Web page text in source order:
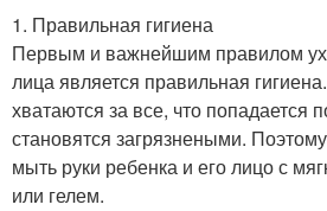
1. Правильная гигиена
Первым и важнейшим правилом
лица является правильная
хватаются за все, что попадается
становятся загрязнеными.
мыть руки ребенка и его лицо с
или гелем.